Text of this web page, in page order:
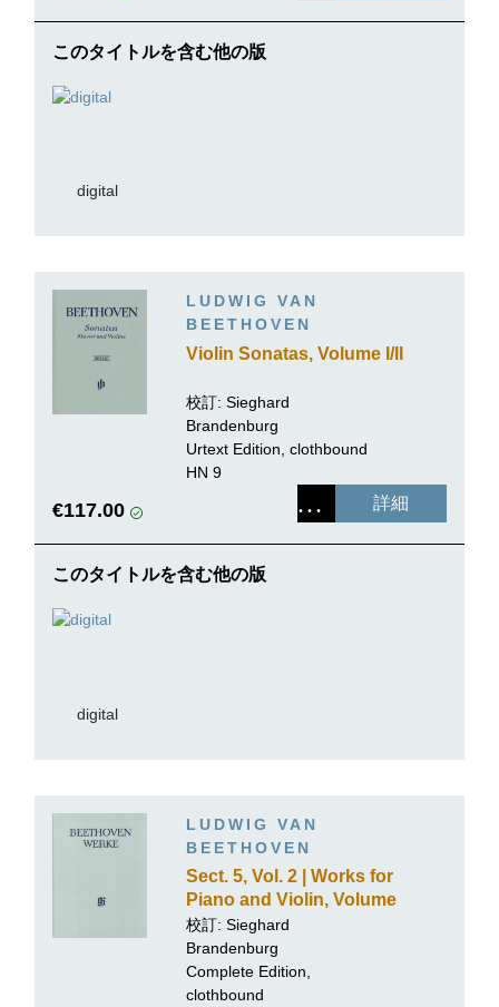
このタイトルを含む他の版
digital
LUDWIG VAN
BEETHOVEN
Violin Sonatas, Volume I/II
校訂: Sieghard
Brandenburg
Urtext Edition, clothbound
HN 9
€117.00 詳細
このタイトルを含む他の版
digital
LUDWIG VAN
BEETHOVEN
Sect. 5, Vol. 2 | Works for
Piano and Violin, Volume
II
校訂: Sieghard
Brandenburg
Complete Edition,
clothbound